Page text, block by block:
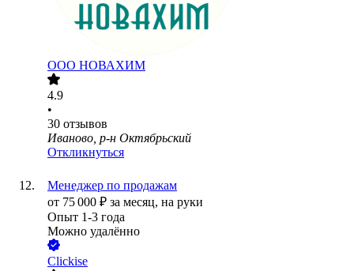
ООО НОВАХИМ
4.9
•
30 отзывов
Иваново, р-н Октябрьский
Откликнуться
Менеджер по продажам
от 75 000 ₽ за месяц, на руки
Опыт 1-3 года
Можно удалённо
Clickise